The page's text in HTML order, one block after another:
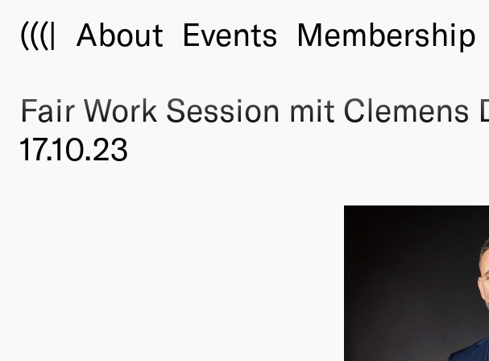
(((| About Events Membership
Fair Work Session mit Clemens
17.10.23